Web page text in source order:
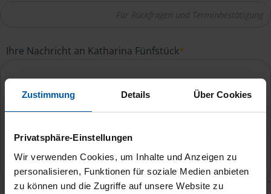
Zustimmung Details Über Cookies
Privatsphäre-Einstellungen
Wir verwenden Cookies, um Inhalte und Anzeigen zu
personalisieren, Funktionen für soziale Medien anbieten
zu können und die Zugriffe auf unsere Website zu
Ihre Nachricht an Katharina Fünfstück*